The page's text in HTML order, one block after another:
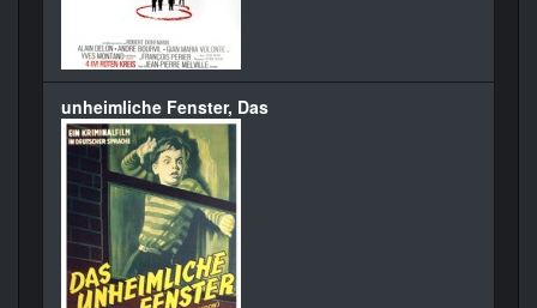
unheimliche Fenster, Das